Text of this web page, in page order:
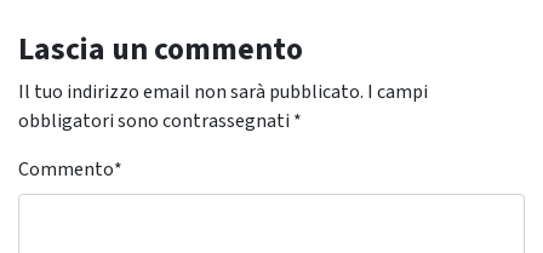
Lascia un commento
Il tuo indirizzo email non sarà pubblicato. I campi
obbligatori sono contrassegnati *
Commento*